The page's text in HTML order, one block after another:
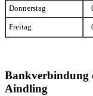
Donnerstag
Freitag
Bankverbindung
Aindling